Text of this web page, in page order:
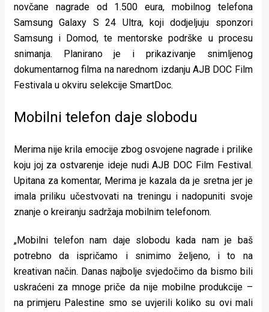
novčane nagrade od 1.500 eura, mobilnog telefona
Samsung Galaxy S 24 Ultra, koji dodjeljuju sponzori
Samsung i Domod, te mentorske podrške u procesu
snimanja. Planirano je i prikazivanje snimljenog
dokumentarnog filma na narednom izdanju AJB DOC Film
Festivala u okviru selekcije SmartDoc.
Mobilni telefon daje slobodu
Merima nije krila emocije zbog osvojene nagrade i prilike
koju joj za ostvarenje ideje nudi AJB DOC Film Festival.
Upitana za komentar, Merima je kazala da je sretna jer je
imala priliku učestvovati na treningu i nadopuniti svoje
znanje o kreiranju sadržaja mobilnim telefonom.
„Mobilni telefon nam daje slobodu kada nam je baš
potrebno da ispričamo i snimimo željeno, i to na
kreativan način. Danas najbolje svjedočimo da bismo bili
uskraćeni za mnoge priče da nije mobilne produkcije –
na primjeru Palestine smo se uvjerili koliko su ovi mali